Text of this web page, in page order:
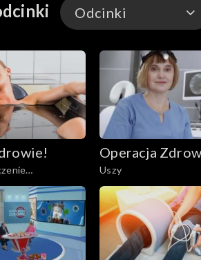
Odcinki
Odcinki
Operacja
Uszy